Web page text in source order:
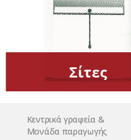
Κεντρικά γραφεία &
Μονάδα παραγωγής